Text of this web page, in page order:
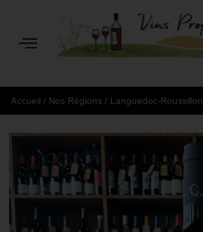
Accueil / Nos Régions / Languedoc-Roussillon